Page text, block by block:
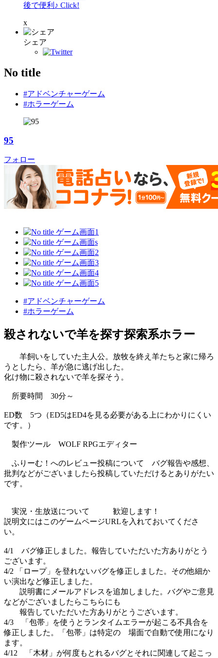
後で便利♪ Click!
x
シェア
No title
#アドベンチャーゲーム
#ホラーゲーム
95
フォロー
#アドベンチャーゲーム
#ホラーゲーム
殺されないで羊を探す探索系ホラー
羊飼いをしていた主人公。放牧を終え羊たちと家に帰ろ
うとしたら、羊が急に逃げ出した。
化け物に殺されないで羊を探そう。
所要時間 30分～
ED数 5つ（ED5はED4を見る必要がある上にわかりにくい
です。）
製作ツール WOLF RPGエディター
ふりーむ！へのレビュー投稿について バグ報告や感想、
批判などがございましたら投稿していただけるとありがたい
です。
実況・生放送について 歓迎します！
説明文にはこのゲームページURLを入れておいてくださ
い。
4/1 バグ修正しました。報告していただいた方ありがとう
ございます。
4/2 「ロープ」を登れないバグを修正しました。その他細か
い演出など修正しました。
説明書にメールアドレスを追加しました。バグやご意見
などがございましたらこちらにも
報告していただいた方ありがとうございます。
4/3 「包帯」を使うとランタイムエラーが起こる不具合を
修正しました。「包帯」は特定の 場面で自動で使用になり
ます。
4/12 「木材」が何度もとれるバグとそれに関連して起こっ